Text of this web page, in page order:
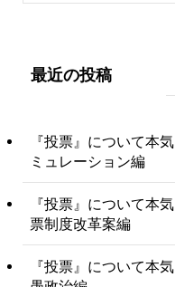
最近の投稿
『投票』について本
ミュレーション編
『投票』について本
票制度改革案編
『投票』について本